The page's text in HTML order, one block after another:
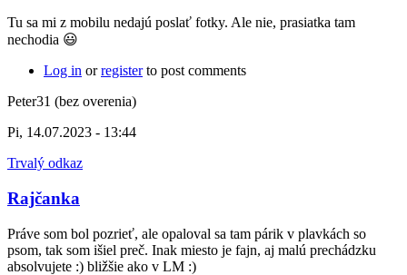
Tu sa mi z mobilu nedajú poslať fotky. Ale nie, prasiatka tam
nechodia 😃
Log in orregisterto post comments
Peter31 (bez overenia)
Pi, 14.07.2023 - 13:44
Trvalý odkaz
Rajčanka
Práve som bol pozrieť, ale opaloval sa tam párik v plavkách so
psom, tak som išiel preč. Inak miesto je fajn, aj malú prechádzku
absolvujete :) bližšie ako v LM :)